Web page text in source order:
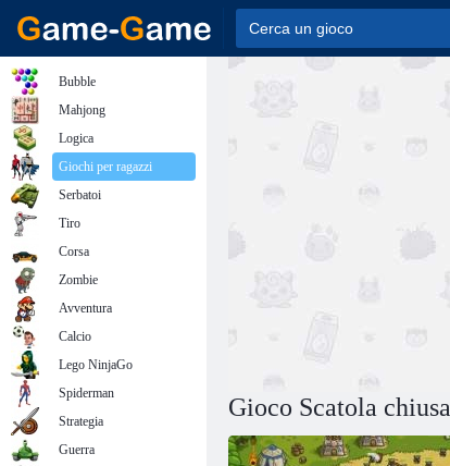
Gioco Scatola chiusa
Bubble
Mahjong
Logica
Giochi per ragazzi
Serbatoi
Tiro
Corsa
Zombie
Avventura
Calcio
Lego NinjaGo
Spiderman
Strategia
Guerra